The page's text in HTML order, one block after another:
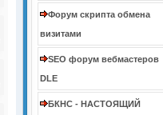
Форум скрипта обмена
визитами
SEO форум вебмастеров
DLE
БКНС - НАСТОЯЩИЙ